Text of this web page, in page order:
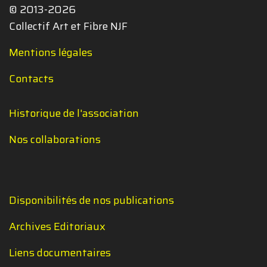
© 2013-2026
Collectif Art et Fibre NJF
Mentions légales
Contacts
Historique de l'association
Nos collaborations
Disponibilités de nos publications
Archives Editoriaux
Liens documentaires